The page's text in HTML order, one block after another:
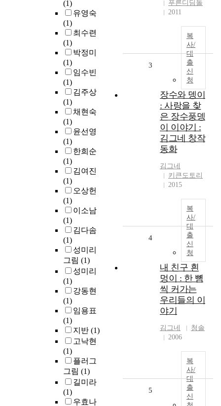
(1)
유영숙
(1)
최수련
(1)
박정미
(1)
임수빈
(1)
김주상
(1)
채현숙
(1)
윤선영
(1)
한희순
(1)
김여진
(1)
오상헌
(1)
이소남
(1)
김다솜
(1)
성미리
그림 (1)
성미리
(1)
강동현
(1)
임용표
(1)
지반 (1)
고낙현
(1)
플러그
그림 (1)
길미라
(1)
우효나
푸른디딤돌
2011
복
사/
대
출
신
청
3
장수와 뎅이
: 사랑을 찾
은 장수풍뎅
이 이야기 :
김그네 창작
동화
김그네
키큰도토리
2015
복
사/
대
출
신
청
4
내 친구 흰
멍이 : 한 뼘
씩 커가는
우리들의 이
야기
김그네
청솔
2006
복
사/
대
출
신
5